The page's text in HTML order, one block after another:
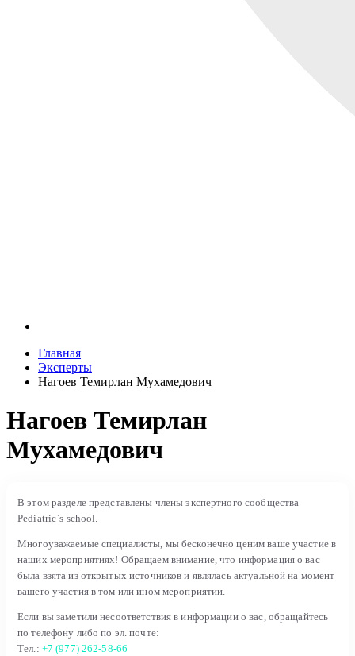
Главная
Эксперты
Нагоев Темирлан Мухамедович
Нагоев Темирлан
Мухамедович
В этом разделе представлены члены экспертного сообщества
Pediatric`s school.
Многоуважаемые специалисты, мы бесконечно ценим ваше участие в
наших мероприятиях! Обращаем внимание, что информация о вас
была взята из открытых источников и являлась актуальной на момент
вашего участия в том или ином мероприятии.
Если вы заметили несоответствия в информации о вас, обращайтесь
по телефону либо по эл. почте:
Тел.: +7 (977) 262-58-66